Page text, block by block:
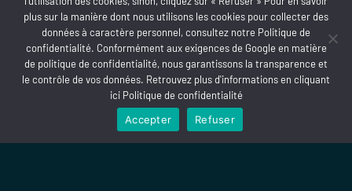
“ON EN PREND PLEIN LES YEUX”
– FRANCE 3 NORMANDIE –
plus sur la manière dont nous utilisons les cookies pour collecter des
données à caractère personnel, consultez notre Politique de
confidentialité. Conformément aux exigences de Google en matière
de politique de confidentialité, nous garantissons la transparence et
le contrôle de vos données. Retrouvez plus d'informations en cliquant
ici Politique de confidentialité
Accepter
Refuser